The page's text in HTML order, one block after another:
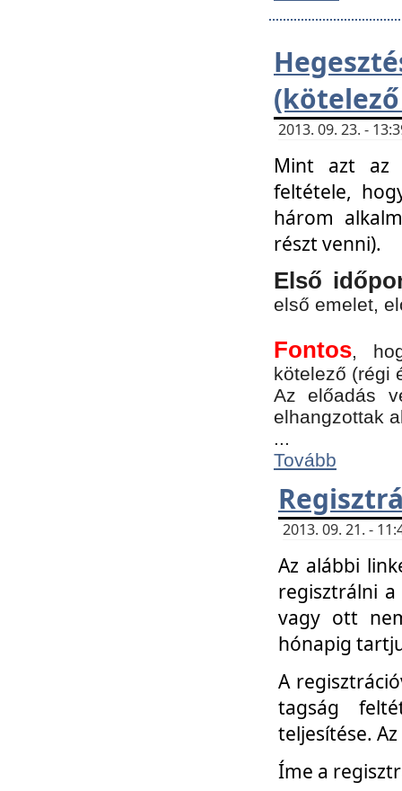
2013. 09. 23. -
Mint azt az
feltétele,
három
részt venni).
Első
első emelet,
Fontos,
kötelező (régi
Az előadás
elhangzottak
...
Tovább
2013. 09. 21. -
Az alábbi
regisztrálni
vagy ott
hónapig
A
tagság
teljesítése.
Íme a